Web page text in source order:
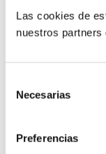
Las cookies de
nuestros partners
Necesarias
Preferencias